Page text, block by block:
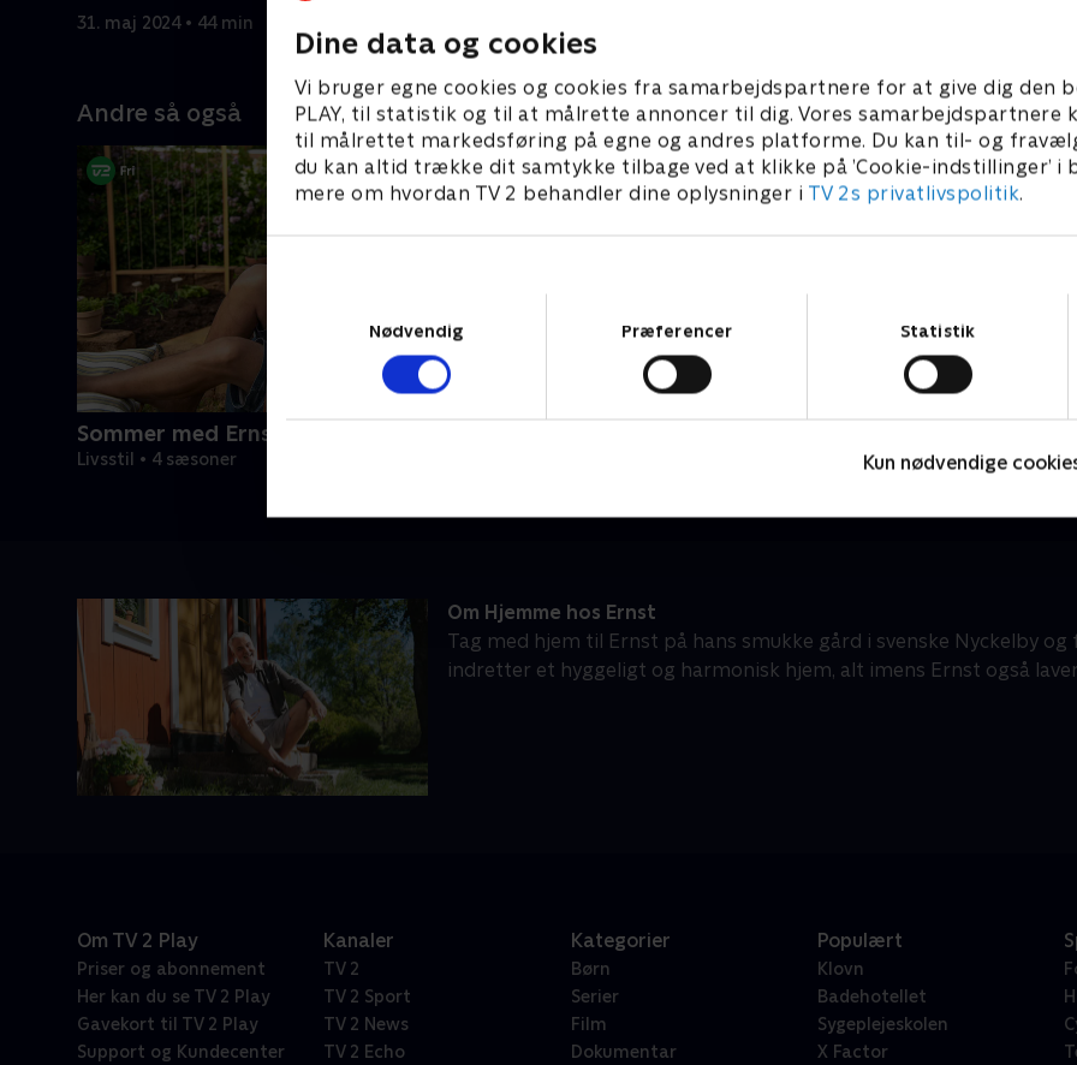
Dine data og cookies
Vi bruger egne cookies og cookies fra samarbejdspartnere for at give dig den
PLAY, til statistik og til at målrette annoncer til dig. Vores samarbejdspartnere
til målrettet markedsføring på egne og andres platforme. Du kan til- og
du kan altid trække dit samtykke tilbage ved at klikke på ’Cookie-indstillinger’ i
mere om hvordan TV 2 behandler dine oplysninger i TV 2s privatlivspolitik.
Nødvendig
Præferencer Statistik
Kun nødvendige
italiensk klassiker
31. maj 2024 • 44 min
Andre så også
Sommer med Ernst
Livsstil • 4 sæsoner
Om Hjemme hos Ernst
Tag med hjem til Ernst på hans smukke gård i svenske Nyckelby
indretter et hyggeligt og harmonisk hjem, alt imens Ernst også
Om TV 2 Play
Priser og abonnement
Her kan du se TV 2 Play
Gavekort til TV 2 Play
Support og Kundecenter
Kanaler
TV 2
TV 2 Sport
TV 2 News
TV 2 Echo
Kategorier
Børn
Serier
Film
Dokumentar
Populært
Klovn
Badehotellet
Sygeplejeskolen
X Factor